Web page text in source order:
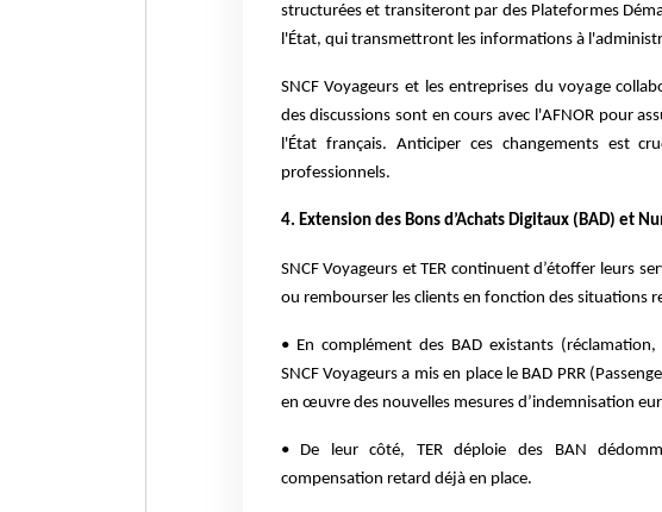
structurées et transiteront par des Plateformes
l'État, qui transmettront les informations à
SNCF Voyageurs et les entreprises du voyage
des discussions sont en cours avec l'AFNOR pour
l'État français. Anticiper ces changements est
professionnels.
4. Extension des Bons d’Achats Digitaux (BAD) et
SNCF Voyageurs et TER continuent d’étoffer leurs
ou rembourser les clients en fonction des situations
• En complément des BAD existants
SNCF Voyageurs a mis en place le BAD PRR
en œuvre des nouvelles mesures d’indemnisation
• De leur côté, TER déploie des BAN
compensation retard déjà en place.